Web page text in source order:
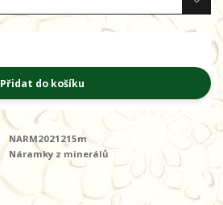
Přidat do košíku
NARM2021215m
Náramky z minerálů